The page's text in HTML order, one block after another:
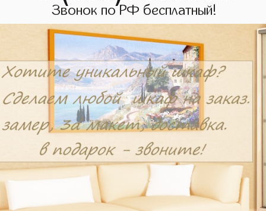
Звонок по РФ бесплатный!